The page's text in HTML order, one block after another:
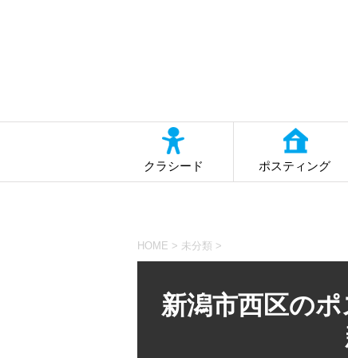
クラシード ポスティング
HOME > 未分類 >
新潟市西区の